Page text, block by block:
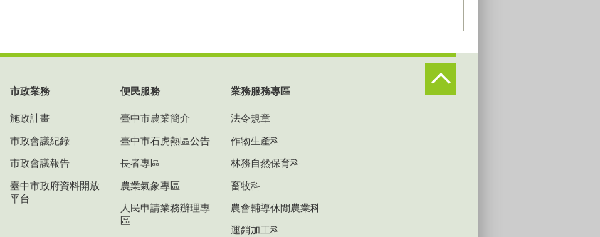
市政業務
施政計畫
市政會議紀錄
市政會議報告
臺中市政府資料開放
平台
便民服務
臺中市農業簡介
臺中市石虎熱區公告
長者專區
農業氣象專區
人民申請業務辦理專
區
業務服務專區
法令規章
作物生產科
林務自然保育科
畜牧科
農會輔導休閒農業科
運銷加工科